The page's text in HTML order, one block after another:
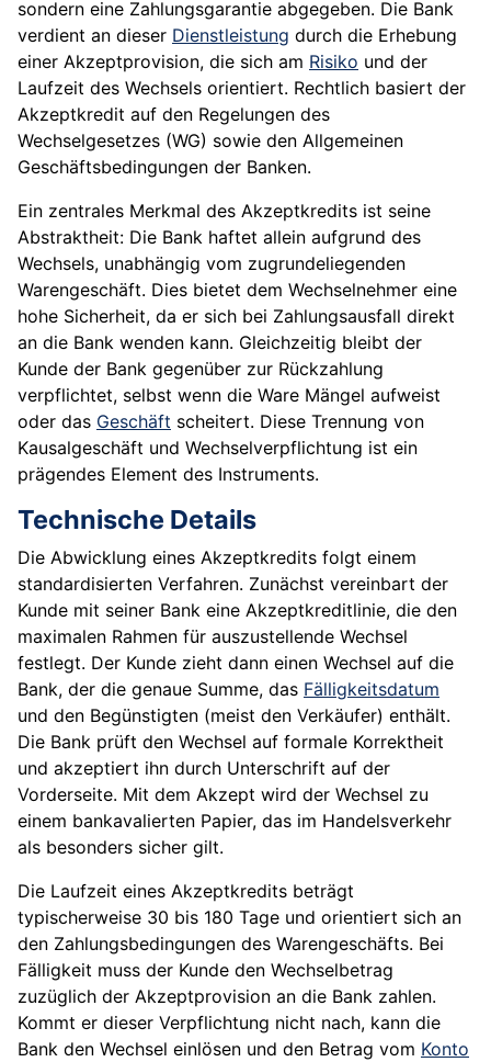
sondern eine Zahlungsgarantie abgegeben. Die Bank
verdient an dieser Dienstleistung durch die Erhebung
einer Akzeptprovision, die sich am Risiko und der
Laufzeit des Wechsels orientiert. Rechtlich basiert der
Akzeptkredit auf den Regelungen des
Wechselgesetzes (WG) sowie den Allgemeinen
Geschäftsbedingungen der Banken.
Ein zentrales Merkmal des Akzeptkredits ist seine
Abstraktheit: Die Bank haftet allein aufgrund des
Wechsels, unabhängig vom zugrundeliegenden
Warengeschäft. Dies bietet dem Wechselnehmer eine
hohe Sicherheit, da er sich bei Zahlungsausfall direkt
an die Bank wenden kann. Gleichzeitig bleibt der
Kunde der Bank gegenüber zur Rückzahlung
verpflichtet, selbst wenn die Ware Mängel aufweist
oder das Geschäft scheitert. Diese Trennung von
Kausalgeschäft und Wechselverpflichtung ist ein
prägendes Element des Instruments.
Technische Details
Die Abwicklung eines Akzeptkredits folgt einem
standardisierten Verfahren. Zunächst vereinbart der
Kunde mit seiner Bank eine Akzeptkreditlinie, die den
maximalen Rahmen für auszustellende Wechsel
festlegt. Der Kunde zieht dann einen Wechsel auf die
Bank, der die genaue Summe, das Fälligkeitsdatum
und den Begünstigten (meist den Verkäufer) enthält.
Die Bank prüft den Wechsel auf formale Korrektheit
und akzeptiert ihn durch Unterschrift auf der
Vorderseite. Mit dem Akzept wird der Wechsel zu
einem bankavalierten Papier, das im Handelsverkehr
als besonders sicher gilt.
Die Laufzeit eines Akzeptkredits beträgt
typischerweise 30 bis 180 Tage und orientiert sich an
den Zahlungsbedingungen des Warengeschäfts. Bei
Fälligkeit muss der Kunde den Wechselbetrag
zuzüglich der Akzeptprovision an die Bank zahlen.
Kommt er dieser Verpflichtung nicht nach, kann die
Bank den Wechsel einlösen und den Betrag vom Konto